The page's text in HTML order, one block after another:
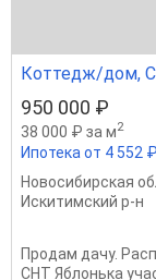
Коттедж/дом,
950 000 ₽
38 000 ₽ за м2
Ипотека от 4 552
Новосибирская
Искитимский р-н
Продам дачу.
СНТ Яблонька